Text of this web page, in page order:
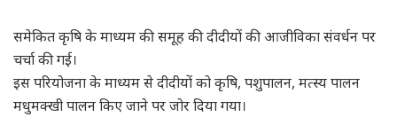
समेकित कृषि के माध्यम की समूह की दीदीयों की आजीविका संवर्धन पर
चर्चा की गई।
इस परियोजना के माध्यम से दीदीयों को कृषि, पशुपालन, मत्स्य पालन
मधुमक्खी पालन किए जाने पर जोर दिया गया।